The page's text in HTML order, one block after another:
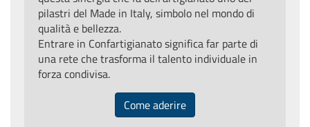
pilastri del Made in Italy, simbolo nel mondo di
qualità e bellezza.
Entrare in Confartigianato significa far parte di
una rete che trasforma il talento individuale in
forza condivisa.
Come aderire